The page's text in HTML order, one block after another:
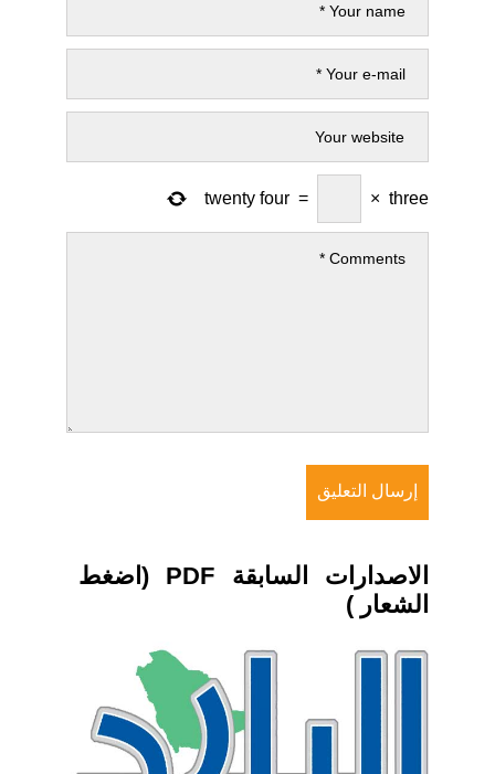
three
×
=
twenty four
الاصدارات السابقة PDF (اضغط
الشعار )